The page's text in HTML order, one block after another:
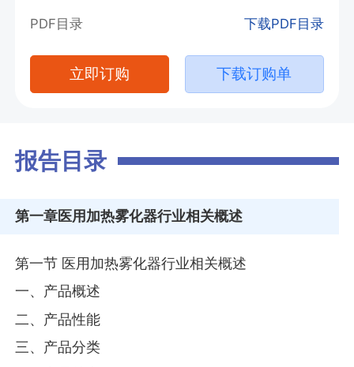
PDF目录 下载PDF目录
立即订购 下载订购单
报告目录
第一章医用加热雾化器行业相关概述
第一节 医用加热雾化器行业相关概述
一、产品概述
二、产品性能
三、产品分类